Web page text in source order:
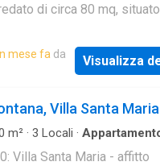
di circa 80 mq,
cucina abitabile con
matrimoniale, cameretta,
finestrato con doccia.
mese fa da
Visualizza
Villa Santa Maria
m² · 3 Locali ·
Villa Santa Maria - affitto